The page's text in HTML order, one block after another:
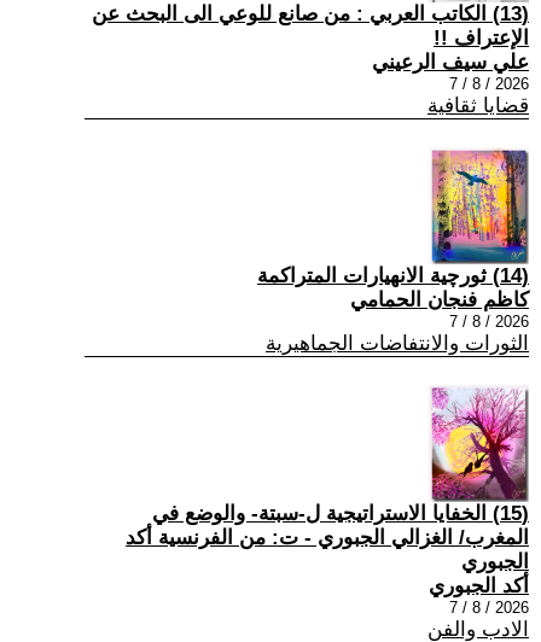
(13) الكاتب العربي : من صانع للوعي الى البحث عن
الإعتراف !!
علي سيف الرعيني
2026 / 8 / 7
قضايا ثقافية
(14) ثورچية الانهيارات المتراكمة
كاظم فنجان الحمامي
2026 / 8 / 7
الثورات والانتفاضات الجماهيرية
(15) الخفايا الاستراتيجية ل-سبتة- والوضع في
المغرب/ الغزالي الجبوري - ت: من الفرنسية أكد
الجبوري
أكد الجبوري
2026 / 8 / 7
الادب والفن